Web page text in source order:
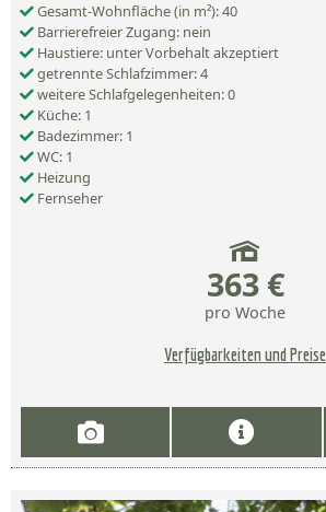
Gesamt-Wohnfläche (in m²): 40
Barrierefreier Zugang: nein
Haustiere: unter Vorbehalt akzeptiert
getrennte Schlafzimmer: 4
weitere Schlafgelegenheiten: 0
Küche: 1
Badezimmer: 1
WC: 1
Heizung
Fernseher
363 €
pro Woche
Verfügbarkeiten und Preise